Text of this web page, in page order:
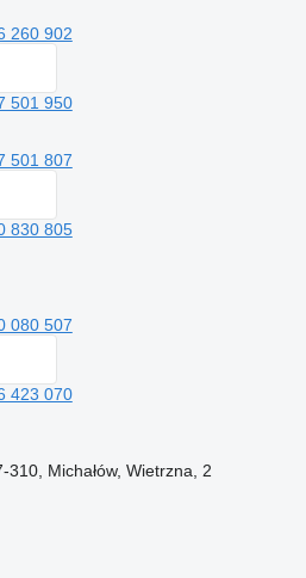
260 902
501 950
501 807
830 805
080 507
423 070
Michałów, Wietrzna, 2